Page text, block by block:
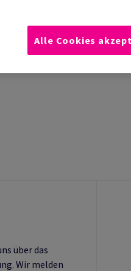
über das
Wir melden
Alle Cookies